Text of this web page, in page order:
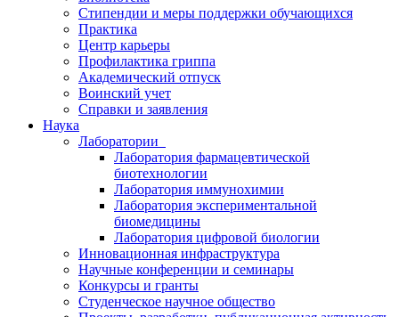
Стипендии и меры поддержки обучающихся
Практика
Центр карьеры
Профилактика гриппа
Академический отпуск
Воинский учет
Справки и заявления
Наука
Лаборатории
Лаборатория фармацевтической
биотехнологии
Лаборатория иммунохимии
Лаборатория экспериментальной
биомедицины
Лаборатория цифровой биологии
Инновационная инфраструктура
Научные конференции и семинары
Конкурсы и гранты
Студенческое научное общество